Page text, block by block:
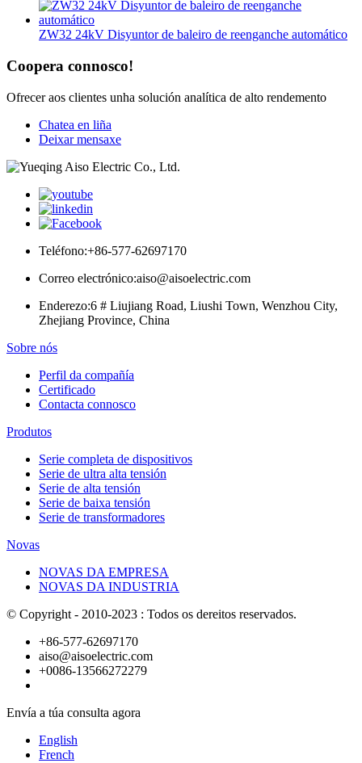
ZW32 24kV Disyuntor de baleiro de reenganche automático
Coopera connosco!
Ofrecer aos clientes unha solución analítica de alto rendemento
Chatea en liña
Deixar mensaxe
Teléfono:+86-577-62697170
Correo electrónico:aiso@aisoelectric.com
Enderezo:6 # Liujiang Road, Liushi Town, Wenzhou City,
Zhejiang Province, China
Sobre nós
Perfil da compañía
Certificado
Contacta connosco
Produtos
Serie completa de dispositivos
Serie de ultra alta tensión
Serie de alta tensión
Serie de baixa tensión
Serie de transformadores
Novas
NOVAS DA EMPRESA
NOVAS DA INDUSTRIA
© Copyright - 2010-2023 : Todos os dereitos reservados.
+86-577-62697170
aiso@aisoelectric.com
+0086-13566272279
Envía a túa consulta agora
English
French